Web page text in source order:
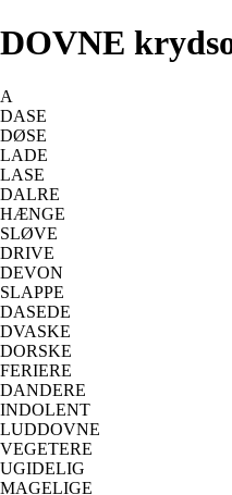
DOVNE
A
DASE
DØSE
LADE
LASE
DALRE
HÆNGE
SLØVE
DRIVE
DEVON
SLAPPE
DASEDE
DVASKE
DORSKE
FERIERE
DANDERE
INDOLENT
LUDDOVNE
VEGETERE
UGIDELIG
MAGELIGE